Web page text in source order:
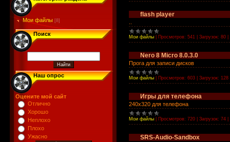
Мои файлы [8]
Поиск
Наш опрос
Оцените мой сайт
Отлично
Хорошо
Неплохо
Плохо
Ужасно
flash player
Мои файлы Просмотров: 541 Загрузок: 80
Nero 8 Micro 8.0.3.0
Прога для записи дисков
Мои файлы Просмотров: 603 Загрузок: 128
Игры для телефона
240х320 для телефона
Мои файлы Просмотров: 720 Загрузок: 74
SRS-Audio-Sandbox